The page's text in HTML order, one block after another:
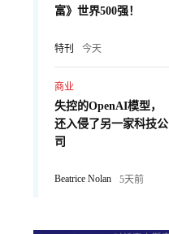
富》世界500强！
特刊 今天
商业
失控的OpenAI模型，
还入侵了另一家科技公
司
Beatrice Nolan 5天前